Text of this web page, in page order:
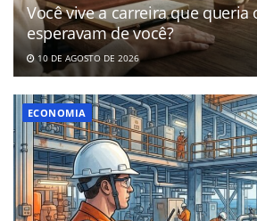
Você vive a carreira que queria
esperavam de você?
10 DE AGOSTO DE 2026
ECONOMIA